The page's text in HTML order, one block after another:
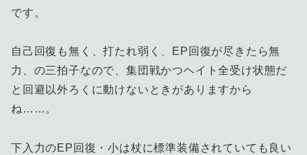
です。
自己回復も無く、打たれ弱く、EP回復が尽きたら無
力、の三拍子なので、集団戦かつヘイト全受け状態だ
と回避以外ろくに動けないときがありますから
ね……。
下入力のEP回復・小は杖に標準装備されていても良い